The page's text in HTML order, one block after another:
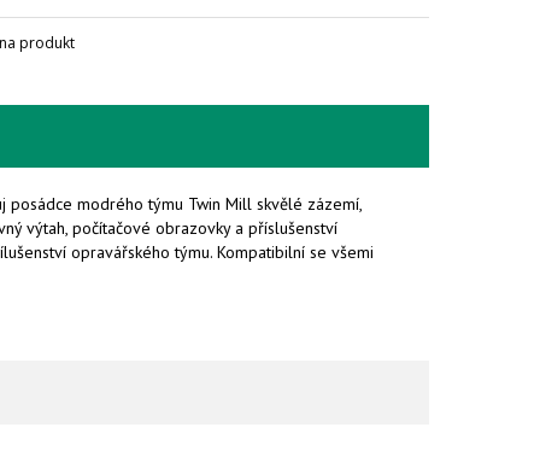
produkt
posádce modrého týmu Twin Mill skvělé zázemí,
výtah, počítačové obrazovky a příslušenství
opravářského týmu. Kompatibilní se všemi